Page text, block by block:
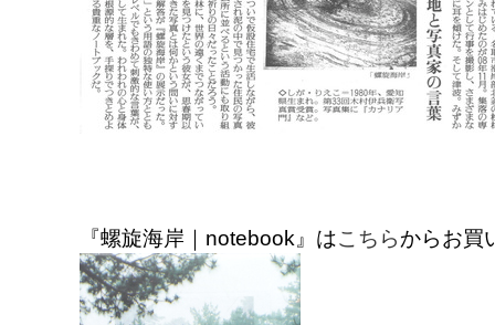
『螺旋海岸｜notebook』はこちらからお買